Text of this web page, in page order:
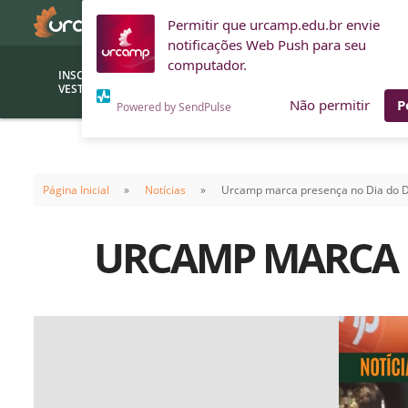
Permitir que urcamp.edu.br envie
notificações Web Push para seu
computador.
Powered by SendPulse Não permitir
INSCRIÇÕES
VESTIBULAR
BOLSAS E
(funcionários/professores)
PROUNI
Descontos
Fale com um
Fiscal
INTEC
Página Inicial Notícias Urcamp marca presença no Dia do
URCAMP MARCA